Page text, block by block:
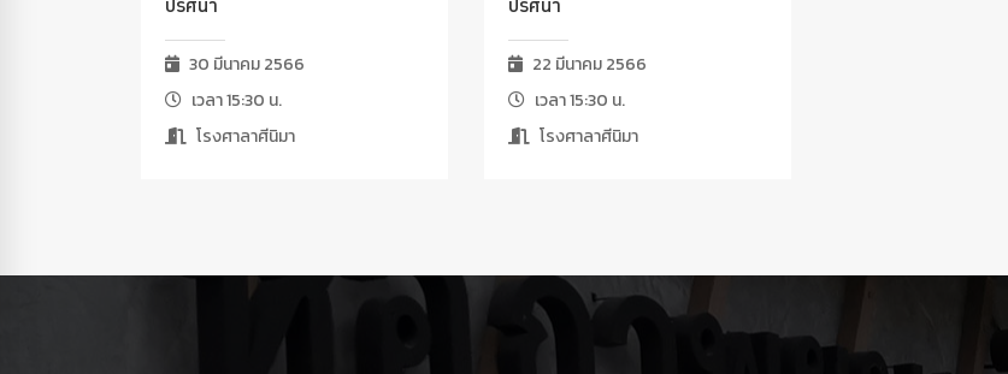
30 มีนาคม 2566
เวลา 15:30 น.
โรงศาลาศีนิมา
22 มีนาคม 2566
เวลา 15:30 น.
โรงศาลาศีนิมา